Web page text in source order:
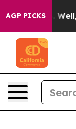
AGP PICKS
40%. Well, it